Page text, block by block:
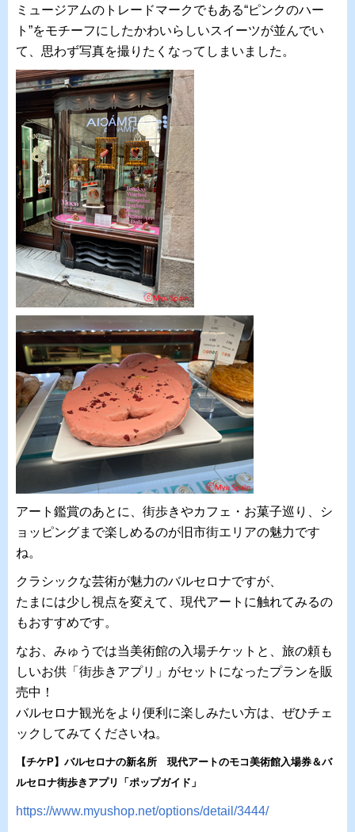
ミュージアムのトレードマークでもある“ピンクのハー
ト”をモチーフにしたかわいらしいスイーツが並んでい
て、思わず写真を撮りたくなってしまいました。
アート鑑賞のあとに、街歩きやカフェ・お菓子巡り、シ
ョッピングまで楽しめるのが旧市街エリアの魅力です
ね。
クラシックな芸術が魅力のバルセロナですが、
たまには少し視点を変えて、現代アートに触れてみるの
もおすすめです。
なお、みゅうでは当美術館の入場チケットと、旅の頼も
しいお供「街歩きアプリ」がセットになったプランを販
売中！
バルセロナ観光をより便利に楽しみたい方は、ぜひチェ
ックしてみてくださいね。
【チケP】バルセロナの新名所 現代アートのモコ美術館入場券＆バ
ルセロナ街歩きアプリ「ポップガイド」
https://www.myushop.net/options/detail/3444/